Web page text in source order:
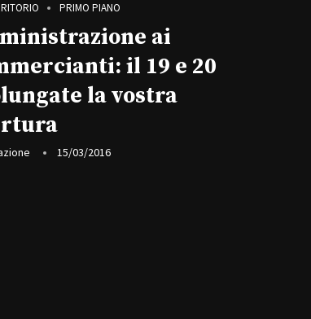
PRIMO PIANO
ai
il 19 e 20
la vostra
15/03/2016